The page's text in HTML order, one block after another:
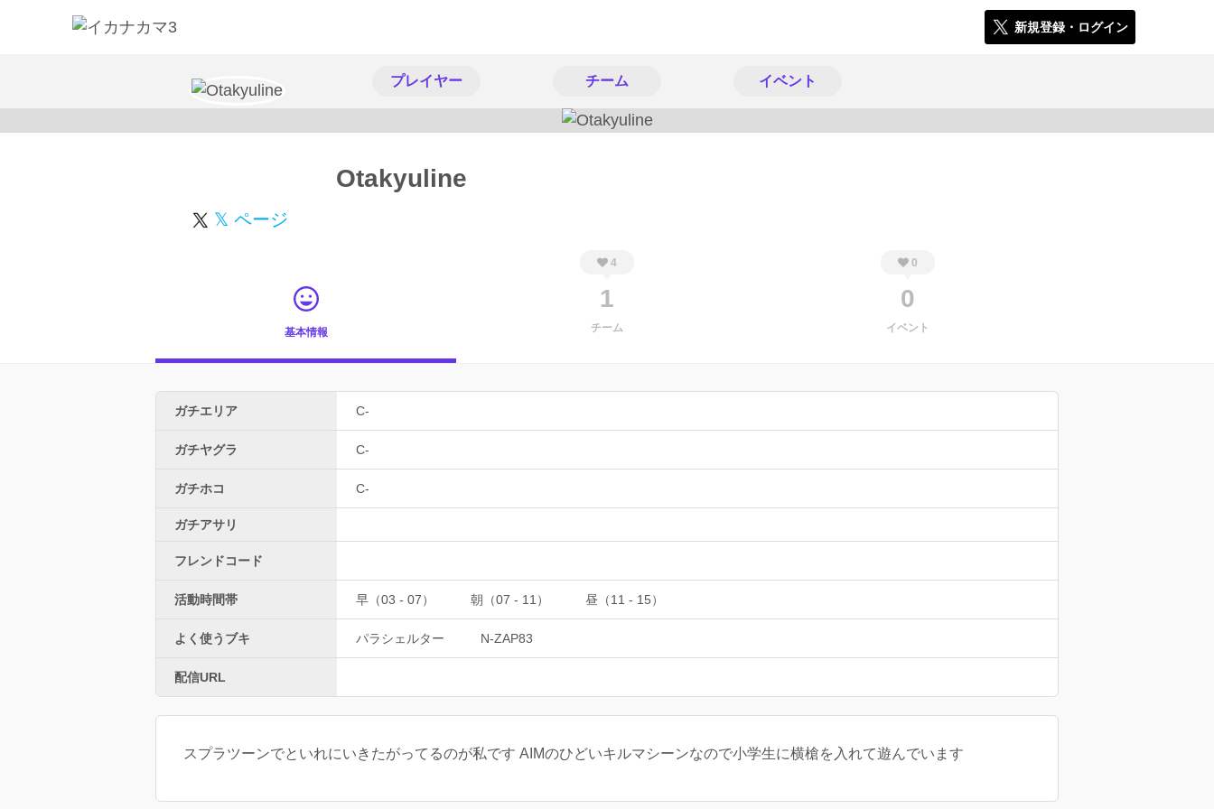
新規登録・ログイン
プレイヤー チーム イベント
Otakyuline
𝕏 ページ
基本情報
4
1
チーム
0
0
イベント
ガチエリア C-
ガチヤグラ C-
ガチホコ C-
ガチアサリ
フレンドコード
活動時間帯 早（03 - 07） 朝（07 - 11） 昼（11 - 15）
よく使うブキ パラシェルター N-ZAP83
配信URL
スプラツーンでといれにいきたがってるのが私です AIMのひどいキルマシーンなので小学生に横槍を入れて遊んでいます